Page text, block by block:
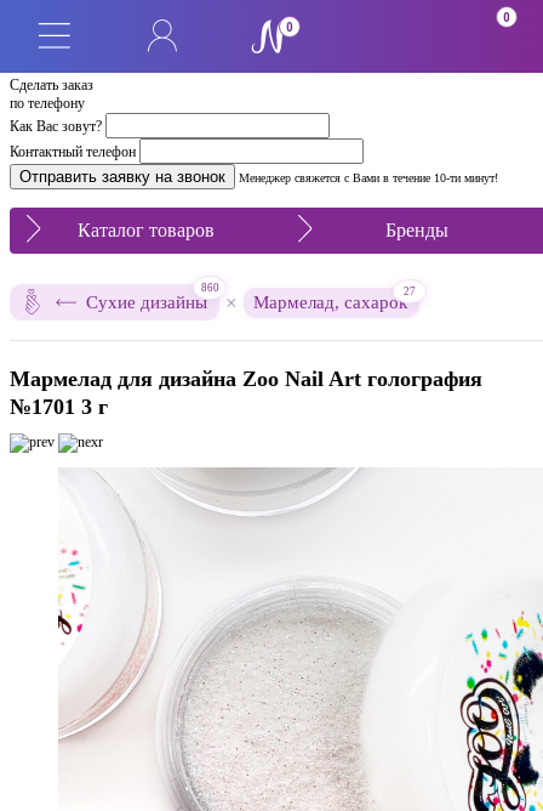
Сделать заказ
по телефону
Как Вас зовут?
Контактный телефон
Менеджер свяжется с Вами в течение 10-ти минут!
0
0
Каталог товаров Бренды
Сухие дизайны
860
× Мармелад, сахарок
27
Мармелад для дизайна Zoo Nail Art голография
№1701 3 г